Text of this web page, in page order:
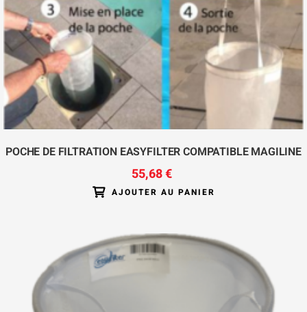
POCHE DE FILTRATION EASYFILTER COMPATIBLE MAGILINE
55,68 €
AJOUTER AU PANIER